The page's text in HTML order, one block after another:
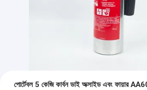
পোর্টেবল 5 কেজি কার্বন ডাই অক্সাইড এবং ফায়ার